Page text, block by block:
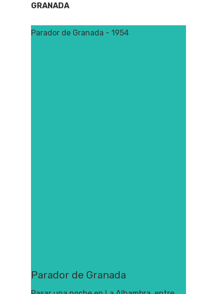
GRANADA
Parador de Granada - 1954
Parador de Granada